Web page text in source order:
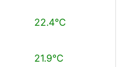
22.4°C
21.9°C